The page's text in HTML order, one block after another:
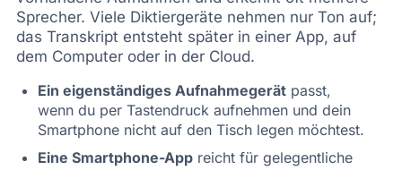
Sprecher. Viele Diktiergeräte nehmen nur Ton auf;
das Transkript entsteht später in einer App, auf
dem Computer oder in der Cloud.
Ein eigenständiges Aufnahmegerät passt,
wenn du per Tastendruck aufnehmen und dein
Smartphone nicht auf den Tisch legen möchtest.
Eine Smartphone-App reicht für gelegentliche